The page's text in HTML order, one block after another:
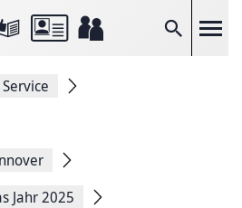
Suche
Service
Jahr 2025